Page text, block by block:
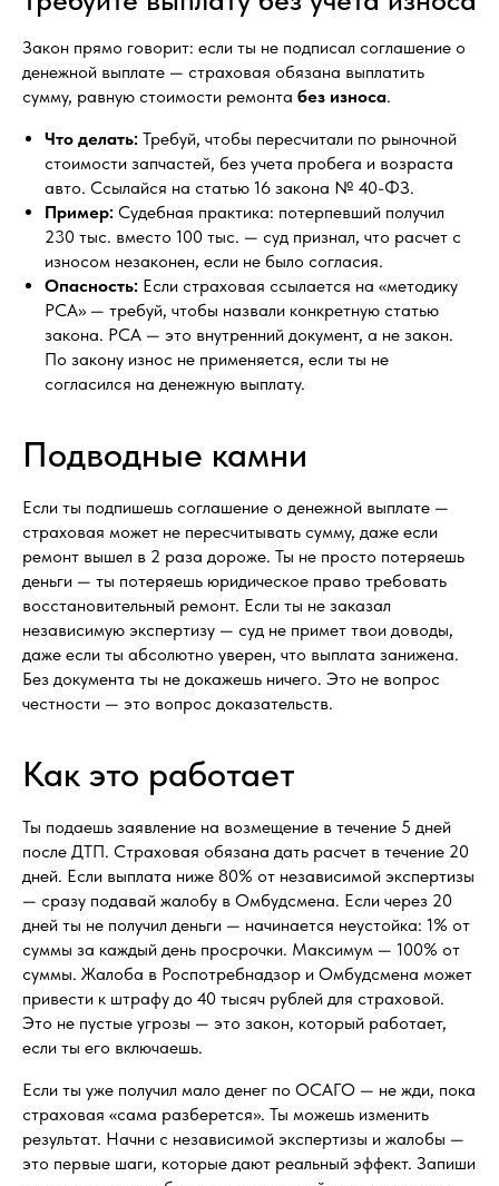
Закон прямо говорит: если ты не подписал соглашение о
денежной выплате — страховая обязана выплатить
сумму, равную стоимости ремонта без износа.
Что делать: Требуй, чтобы пересчитали по рыночной
стоимости запчастей, без учета пробега и возраста
авто. Ссылайся на статью 16 закона № 40-ФЗ.
Пример: Судебная практика: потерпевший получил
230 тыс. вместо 100 тыс. — суд признал, что расчет с
износом незаконен, если не было согласия.
Опасность: Если страховая ссылается на «методику
РСА» — требуй, чтобы назвали конкретную статью
закона. РСА — это внутренний документ, а не закон.
По закону износ не применяется, если ты не
согласился на денежную выплату.
Подводные камни
Если ты подпишешь соглашение о денежной выплате —
страховая может не пересчитывать сумму, даже если
ремонт вышел в 2 раза дороже. Ты не просто потеряешь
деньги — ты потеряешь юридическое право требовать
восстановительный ремонт. Если ты не заказал
независимую экспертизу — суд не примет твои доводы,
даже если ты абсолютно уверен, что выплата занижена.
Без документа ты не докажешь ничего. Это не вопрос
честности — это вопрос доказательств.
Как это работает
Ты подаешь заявление на возмещение в течение 5 дней
после ДТП. Страховая обязана дать расчет в течение 20
дней. Если выплата ниже 80% от независимой экспертизы
— сразу подавай жалобу в Омбудсмена. Если через 20
дней ты не получил деньги — начинается неустойка: 1% от
суммы за каждый день просрочки. Максимум — 100% от
суммы. Жалоба в Роспотребнадзор и Омбудсмена может
привести к штрафу до 40 тысяч рублей для страховой.
Это не пустые угрозы — это закон, который работает,
если ты его включаешь.
Если ты уже получил мало денег по ОСАГО — не жди, пока
страховая «сама разберется». Ты можешь изменить
результат. Начни с независимой экспертизы и жалобы —
это первые шаги, которые дают реальный эффект. Запиши